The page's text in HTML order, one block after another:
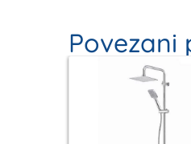
Povezani